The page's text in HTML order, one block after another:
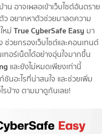
อาจเผลอเข้าเว็บไซต์อันตราย
ว อยากหาตัวช่วยมาลดความ
หม่ True CyberSafe Easy มา
ช่วยกรองเว็บไซต์และคอนเทนต์
ทอร์เน็ตได้อย่างอุ่นใจมากขึ้น
และยังไม่หมดเพียงเท่านี้
นอะไรที่น่าสนใจ และช่วยเพิ่ม
รบ้าง ตามมาดูกันเลย!